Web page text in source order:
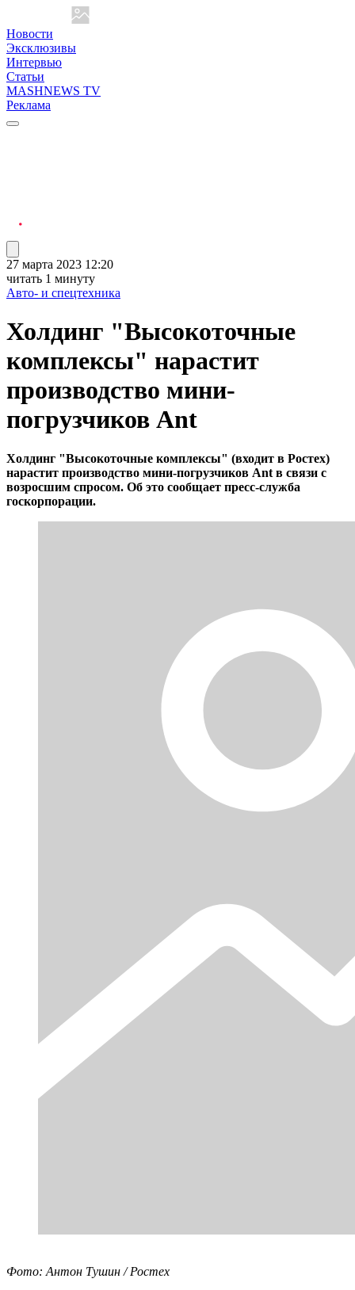
Новости
Эксклюзивы
Интервью
Статьи
MASHNEWS TV
Реклама
27 марта 2023 12:20
читать 1 минуту
Авто- и спецтехника
Холдинг "Высокоточные
комплексы" нарастит
производство мини-
погрузчиков Ant
Холдинг "Высокоточные комплексы" (входит в Ростех)
нарастит производство мини-погрузчиков Ant в связи с
возросшим спросом. Об это сообщает пресс-служба
госкорпорации.
Фото: Антон Тушин / Ростех